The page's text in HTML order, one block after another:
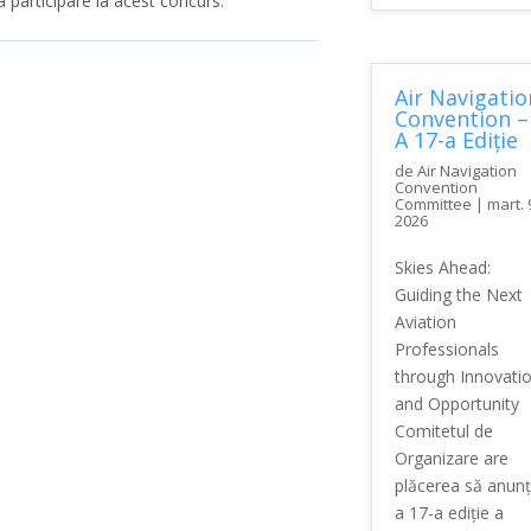
Air
Convention –
A 17-a Ediție
de Air Navigation
Convention
Committee | mart.
2026
Skies Ahead:
Guiding the Next
Aviation
Professionals
through
and Opportunity
Comitetul de
Organizare are
plăcerea să
a 17-a ediție a